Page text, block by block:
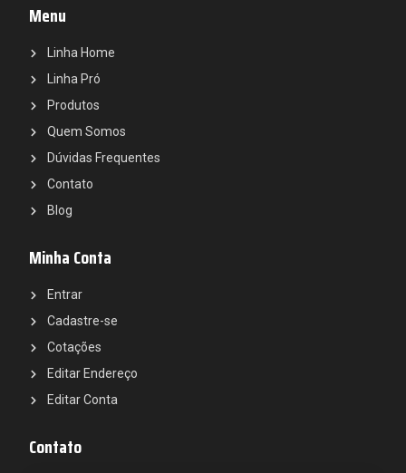
Menu
Linha Home
Linha Pró
Produtos
Quem Somos
Dúvidas Frequentes
Contato
Blog
Minha Conta
Entrar
Cadastre-se
Cotações
Editar Endereço
Editar Conta
Contato